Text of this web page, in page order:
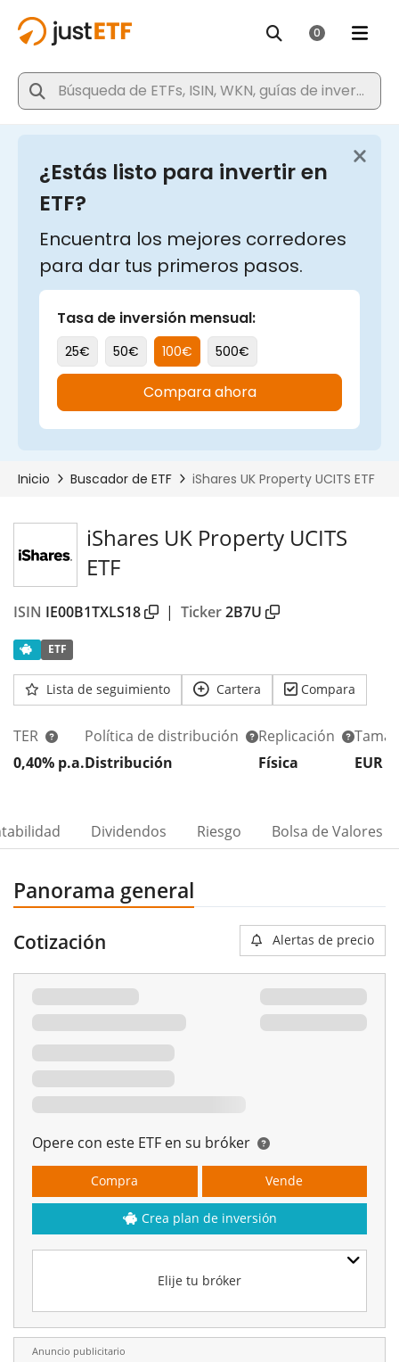
iShares UK Property UCITS
ETF
ISIN IE00B1TXLS18 | Ticker2B7U
ETF
Lista de seguimiento Cartera Compara
TER
0,40% p.a.
Política de distribución
Distribución
Replicación
Física
EUR
Dividendos Riesgo Bolsa de Valores
Panorama general
Cotización Alertas de precio
Opere con este ETF en su bróker
Elije tu bróker
Compra Vende
Crea plan de inversión
Anuncio publicitario